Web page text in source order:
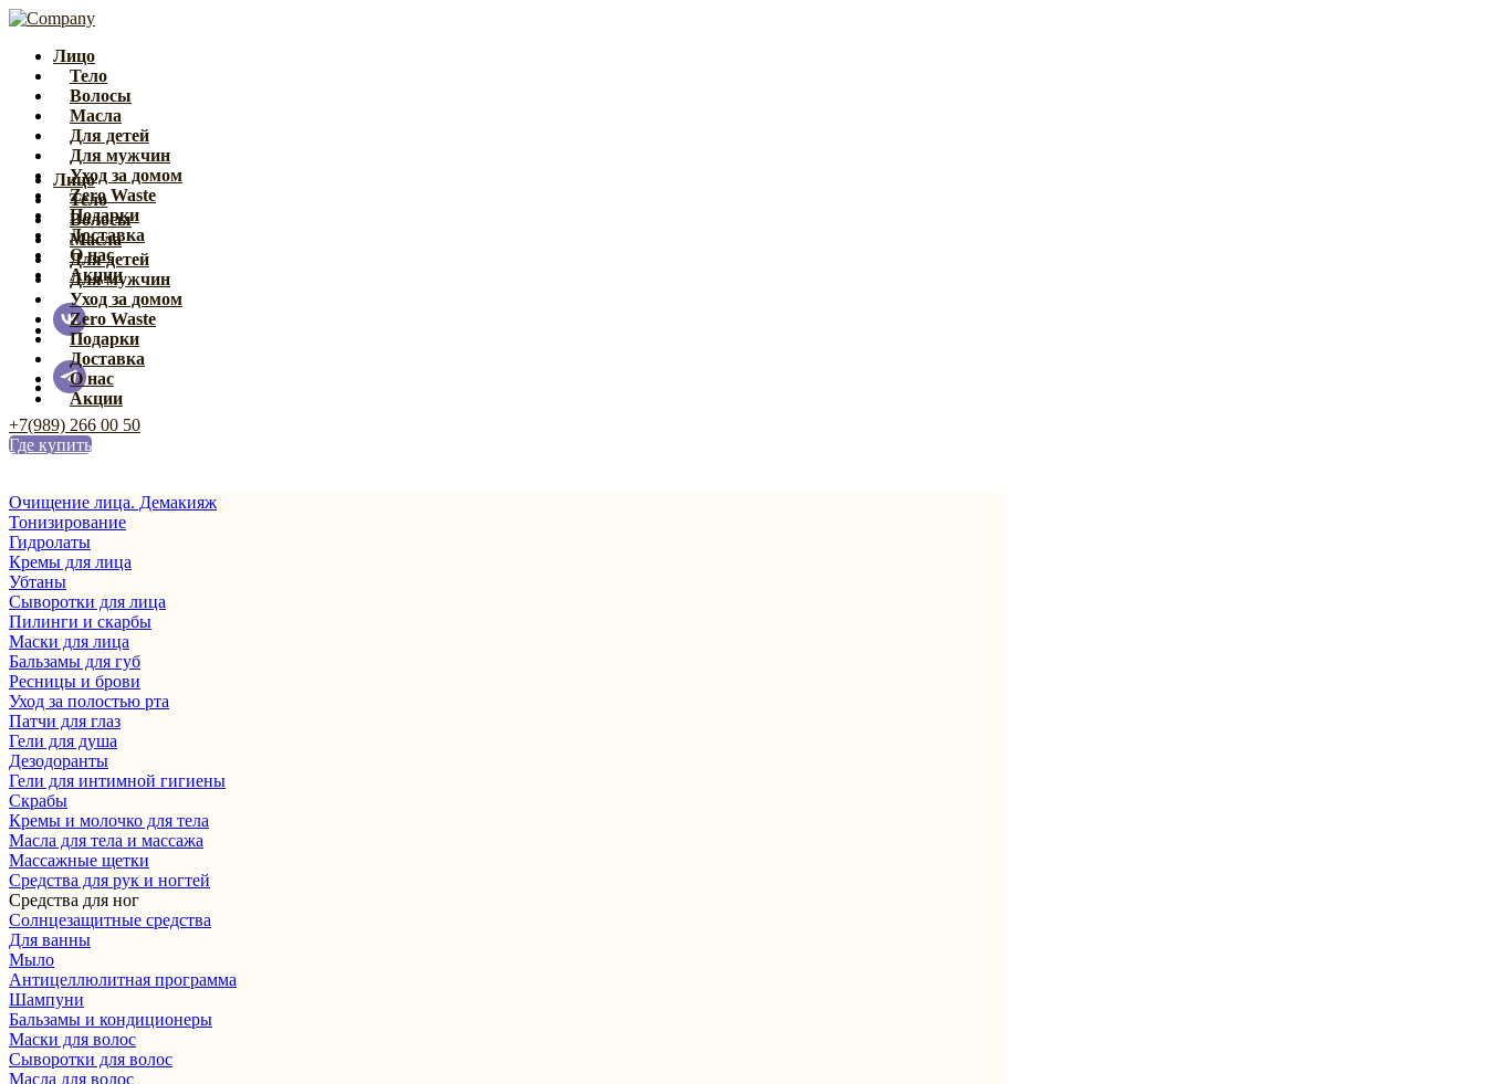
Лицо
Тело
Волосы
Масла
Для детей
Для мужчин
Уход за домом
Zero Waste
Подарки
Доставка
О нас
Акции
+7(989) 266 00 50
Где купить
Лицо
Тело
Волосы
Масла
Для детей
Для мужчин
Уход за домом
Zero Waste
Подарки
Доставка
О нас
Акции
Очищение лица. Демакияж
Тонизирование
Гидролаты
Кремы для лица
Убтаны
Сыворотки для лица
Пилинги и скарбы
Маски для лица
Бальзамы для губ
Ресницы и брови
Уход за полостью рта
Патчи для глаз
Гели для душа
Дезодоранты
Гели для интимной гигиены
Скрабы
Кремы и молочко для тела
Масла для тела и массажа
Массажные щетки
Cредства для рук и ногтей
Средства для ног
Солнцезащитные средства
Для ванны
Мыло
Антицеллюлитная программа
Шампуни
Бальзамы и кондиционеры
Маски для волос
Сыворотки для волос
Масла для волос